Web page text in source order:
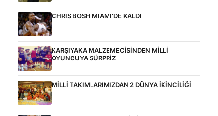
CHRIS BOSH MIAMI'DE KALDI
KARŞIYAKA MALZEMECİSİNDEN MİLLİ
OYUNCUYA SÜRPRİZ
MİLLİ TAKIMLARIMIZDAN 2 DÜNYA İKİNCİLİĞİ